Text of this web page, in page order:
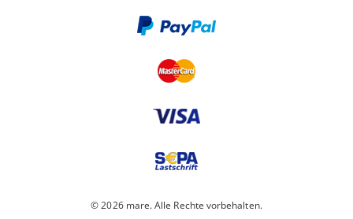
© 2026 mare. Alle Rechte vorbehalten.